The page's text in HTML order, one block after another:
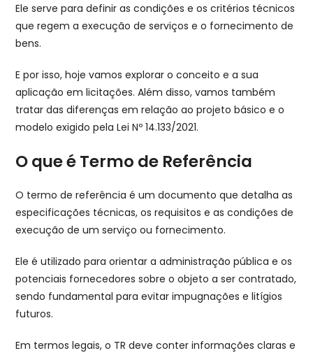
Ele serve para definir as condições e os critérios técnicos
que regem a execução de serviços e o fornecimento de
bens.
E por isso, hoje vamos explorar o conceito e a sua
aplicação em licitações. Além disso, vamos também
tratar das diferenças em relação ao projeto básico e o
modelo exigido pela Lei Nº 14.133/2021.
O que é Termo de Referência
O termo de referência é um documento que detalha as
especificações técnicas, os requisitos e as condições de
execução de um serviço ou fornecimento.
Ele é utilizado para orientar a administração pública e os
potenciais fornecedores sobre o objeto a ser contratado,
sendo fundamental para evitar impugnações e litígios
futuros.
Em termos legais, o TR deve conter informações claras e